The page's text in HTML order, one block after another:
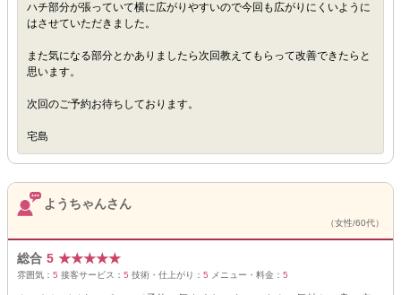
ハチ部分が張っていて横に広がりやすいので今回も広がりにくいように
はさせていただきました。
また気になる部分とかありましたら次回教えてもらって改善できたらと
思います。
次回のご予約お待ちしております。
宅島
ようちゃんさん
（女性/60代）
総合 5 ★★★★★
雰囲気： 5 接客サービス： 5 技術・仕上がり： 5 メニュー・料金： 5